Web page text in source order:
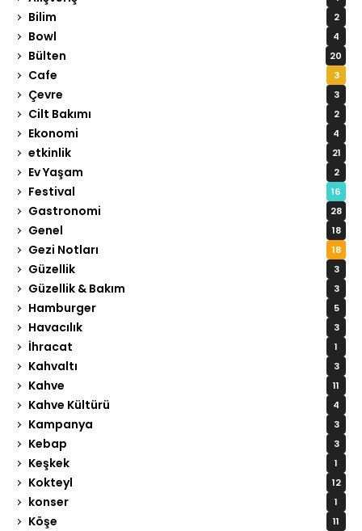
Bilim 2
Bowl 4
Bülten 20
Cafe 3
Çevre 3
Cilt Bakımı 2
Ekonomi 4
etkinlik 21
Ev Yaşam 2
Festival 16
Gastronomi 28
Genel 18
Gezi Notları 18
Güzellik 3
Güzellik & Bakım 3
Hamburger 5
Havacılık 3
İhracat 1
Kahvaltı 3
Kahve 11
Kahve Kültürü 4
Kampanya 3
Kebap 3
Keşkek 1
Kokteyl 12
konser 1
Köşe 11